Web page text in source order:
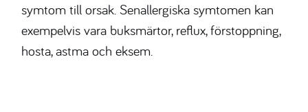
symtom till orsak. Senallergiska symtomen kan
exempelvis vara buksmärtor, reflux, förstoppning,
hosta, astma och eksem.